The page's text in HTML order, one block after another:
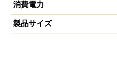
消費電力
製品サイズ